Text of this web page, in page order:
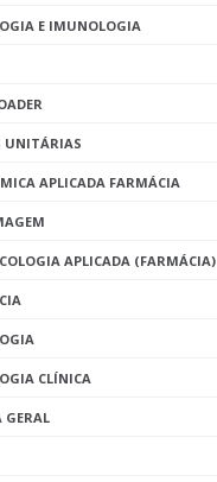
E IMUNOLOGIA
UNITÁRIAS
APLICADA FARMÁCIA
APLICADA (FARMÁCIA)
CLÍNICA
GERAL